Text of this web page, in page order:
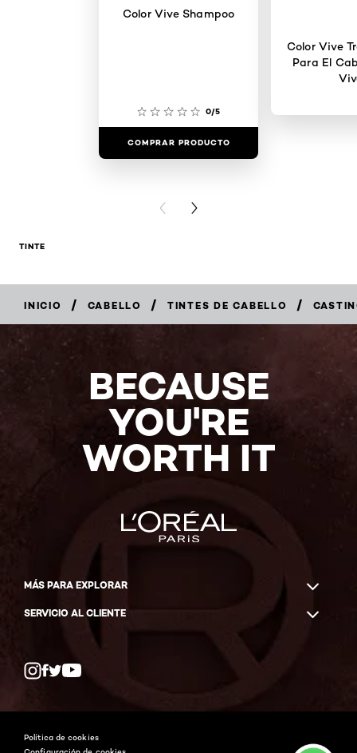
Color Vive Shampoo
0/5
COMPRAR PRODUCTO
Color Vive
Para El
PREVIOUS CARD
NEXT CARD
TINTE
INICIO / CABELLO / TINTES DE CABELLO /
AHORA
BECAUSE
YOU'RE
WORTH IT
MÁS PARA EXPLORAR
SERVICIO AL CLIENTE
Facebook
YouTube
Política de cookies